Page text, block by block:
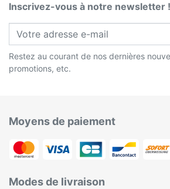
Inscrivez-vous à notre newsletter !
Restez au courant de nos dernières
promotions, etc.
Moyens de paiement
Modes de livraison